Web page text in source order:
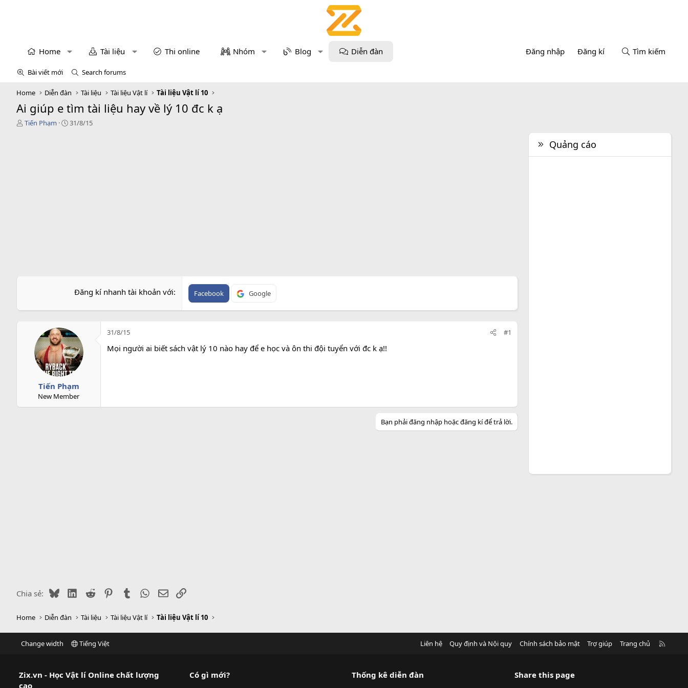
Home Tài liệu Thi online Nhóm Blog Diễn đàn Đăng nhập Đăng kí Tìm kiếm
Bài viết mới Search forums
Home Diễn đàn Tài liệu Tài liệu Vật lí Tài liệu Vật lí 10
Ai giúp e tìm tài liệu hay về lý 10 đc k ạ
T
Tiến Phạm
N
31/8/15
Đăng kí nhanh tài khoản với Facebook Google
Tiến Phạm
New Member
31/8/15 #1
Mọi người ai biết sách vật lý 10 nào hay để e học và ôn thi đội tuyển với đc k ạ!!
Bạn phải đăng nhập hoặc đăng kí để trả lời.
Chia sẻ: BlueskyLinkedIn
Reddit PinterestTumblr WhatsApp
EmailLink
Quảng cáo
Home Diễn đàn Tài liệu Tài liệu Vật lí Tài liệu Vật lí 10
Change width Tiếng Việt Liên hệ Quy định và Nội quy Chính sách bảo mật Trợ giúp Trang chủ
Zix.vn - Học Vật lí Online chất lượng
cao
Có gì mới? Thống kê diễn đàn Share this page